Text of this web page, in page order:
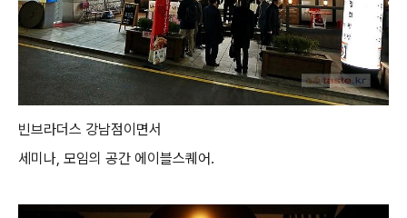
빈브라더스 강남점이면서
세미나, 모임의 공간 에이블스퀘어.